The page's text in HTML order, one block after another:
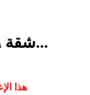
شقة ٢١٦ متر للبيع بالدقى...
هذا